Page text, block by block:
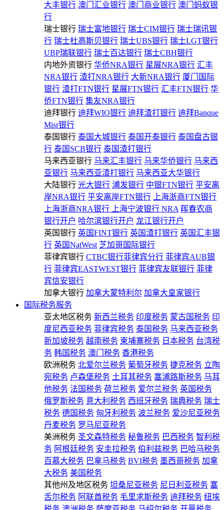
大丰银行 澳门汇业银行 澳门商业银行 澳门蚂蚁银
行
瑞士银行 瑞士富地银行 瑞士CIM银行 瑞士瑞讯银
行 瑞士杜高斯贝银行 瑞士UBS银行 瑞士LGT银行
UBP瑞联银行 瑞士百达银行 瑞士CBH银行
内地外资银行 华侨NRA银行 星展NRA银行 汇丰
NRA银行 渣打NRA银行 大新NRA银行 厦门国际
银行 渣打FTN银行 星展FTN银行 汇丰FTN银行 华
侨FTN银行 集友NRA银行
迪拜银行 迪拜WIO银行 迪拜渣打银行 迪拜Banque
Misr银行
泰国银行 泰国大城银行 泰国开泰银行 泰国盘古银
行 泰国SCB银行 泰国渣打银行
马来西亚银行 马来汇丰银行 马来华侨银行 马来西
亚银行 马来西亚渣打银行 马来西亚大华银行
大陆银行 光大银行 浦发银行 中银FTN银行 平安离
岸NRA银行 平安离岸FTN银行
上海浙商FTN银行
上海浙商NRA银行
上海宁波银行 NRA 晖春农商
银行开户 哈尔滨银行开户 龙江银行开户
英国银行 英国FINT银行 英国渣打银行 英国汇丰银
行 英国NatWest 芝加哥国际银行
菲律宾银行 CTBC银行菲律宾分行 菲律宾AUB银
行 菲律宾EASTWEST银行 菲律宾友联银行 菲律
宾信安银行
加拿大银行 加拿大蒙特利尔 加拿大皇家银行
国际税务服务
亚太地区税务 新西兰税务 印度税务 蒙古国税务 印
度尼西亚税务 菲律宾税务 泰国税务 马来西亚税务
新加坡税务 越南税务 柬埔寨税务 日本税务 台湾税
务 韩国税务 澳门税务 香港税务
欧洲税务 北爱尔兰税务 葡萄牙税务 捷克税务 立陶
宛税务 卢森堡税务 土耳其税务 塞浦路斯税务 马耳
他税务 法国税务 荷兰税务 爱尔兰税务 英国税务
俄罗斯税务 意大利税务 西班牙税务 瑞典税务 瑞士
税务 德国税务 匈牙利税务 波兰税务 爱沙尼亚税务
丹麦税务 罗马尼亚税务
美洲税务 圣文森特税务 秘鲁税务 巴西税务 智利税
务 阿根廷税务 安圭拉税务 伯利兹税务 巴哈马税务
百慕大税务 巴拿马税务 BVI税务 墨西哥税务 加拿
大税务 美国税务
其他州及地区税务 坦桑尼亚税务 尼日利亚税务 塞
舌尔税务 阿联酋税务 毛里求斯税务 迪拜税务 纽埃